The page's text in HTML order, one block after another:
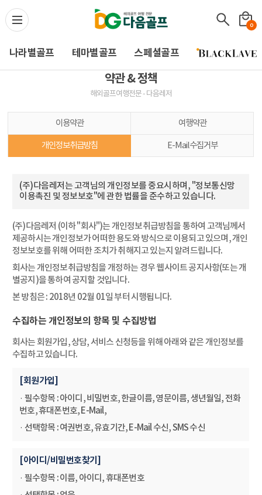
다음골프(Daum Golf) -
0
나라별골프 테마별골프 스페셜골프
약관 & 정책
해외골프여행전문 - 다음레저
이용약관 여행약관
개인정보취급방침 E-Mail수집거부